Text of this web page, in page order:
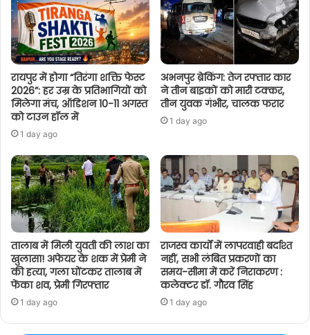
रायपुर में होगा “तिरंगा शक्ति फेस्ट
2026”: हर उम्र के प्रतिभागियों को
मिलेगा मंच, ऑडिशन 10-11 अगस्त
को टाउन हॉल में
1 day ago
अभनपुर ब्रेकिंग: तेज रफ्तार कार
ने तीन बाइकों को मारी टक्कर,
तीन युवक गंभीर, चालक फरार
1 day ago
तालाब में मिली युवती की लाश का
खुलासा! अफेयर के शक में प्रेमी ने
की हत्या, गला घोंटकर तालाब में
फेंका शव, प्रेमी गिरफ्तार
1 day ago
राजस्व कार्यों में लापरवाही बर्दाश्त
नहीं, सभी लंबित प्रकरणों का
समय-सीमा में करें निराकरण :
कलेक्टर डॉ. गौरव सिंह
1 day ago